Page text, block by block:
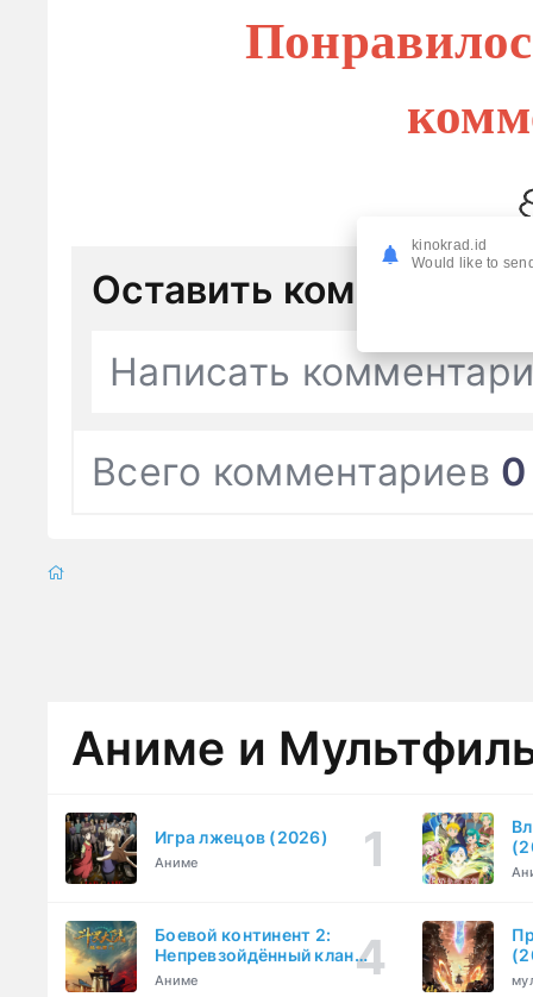
Оставить
Написать
Всего комментариев 0
Аниме и
Игра лжецов (2026)
Аниме
Боевой континент 2:
Непревзойдённый клан
Тан (2023)
Аниме
kinokrad.id
Would like to